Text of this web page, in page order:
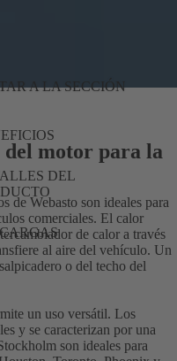
A LA SECCIÓN
DEL
motor para la
de Webasto son ideales para
comerciales. El calor
de calor a través
al aire del vehículo. Un
o del techo del
un uso versátil. Los
y se caracterizan por una
son ideales para